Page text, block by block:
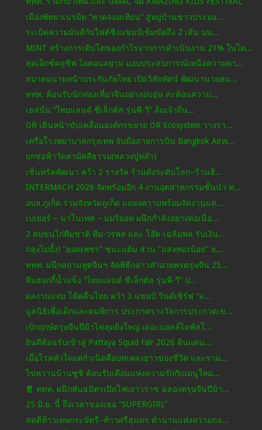
เมืองพัทยาเนรมิต “หาดจอมเทียน” สู่หมู่บ้านชาวประมง...
ระเบิดความมันส์กับไฟต์ชิงแชมป์เข็มขัดถึง 2 เส้น บน...
MINT สร้างการเติบโตของกำไรจากการดำเนินงาน 21% ในไต...
สุดเอ็กซ์คลูซีฟ ไอคอนสยาม มอบประสบการณ์เหนือความคา...
สมาคมนายหน้าประกันภัยไทย เปิดวิสัยทัศน์ พัฒนานายหน...
ททท. ต้อนรับนักท่องเที่ยวจีนอย่างอบอุ่น สะท้อนความ...
เฮสนั่น “ไทยแลนด์ ซีเล็กต์ส รุ่นพี-วี” ล้มเจ้าถิ่น...
OR เดินหน้าขับเคลื่อนองค์กรขยาย OR Ecosystem วางรา...
เครือโรงพยาบาลกรุงเทพ จับมือสายการบิน Bangkok Airw...
ยกช่อฟ้าวัดสามัคคีธรรม(หลวงปู่หล่ำ)
เซ็นทรัลพัฒนา คว้า 2 รางวัล ร้านดังระดับโลก–ร้านฮิ...
INTERMACH 2026 จัดพร้อมอีก 4 งานอุตสาหกรรมชั้นนำ ท...
อบจ.ภูเก็ต ร่วมจังหวัดภูเก็ต แถลงความพร้อมจัดงานแส...
เบเยอร์ – นาโนเทค – แมริออท ผนึกกำลังอย่างต่อเนื่อ...
2 ตบขนไก่ทีมชาติ ทีม-วรพล และ โอ๊ต-เฉลิมพล รับเงิน...
ถลุงไม่ยั้ง! "ยอดเพชร" ชนะแต้ม ส่วน "แสงทองน้อย" ย...
ททท. ผนึกสถานทูตจีนฯ จัดพิธีกล่าวคำอวยพรตรุษจีน 25...
ทีมฮอกกี้น้ำแข็ง “ไทยแลนด์ ซีเล็กต์ส รุ่นพี-วี” ป...
ผลงานแจ่ม โต้คลื่นไทย คว้า 3 แชมป์ วินด์เซิร์ฟ “ล...
มูลนิธิเพื่อเด็กและคนพิการ ประกาศรางวัลการประกวดเข...
เบิกฤกษ์ตรุษจีนปีม้าไฟสุดยิ่งใหญ่ เดอะมอลล์ไลฟ์สโ...
ยินดีต้อนรับเข้าสู่ Pattaya Squid Fair 2026 ดินแดน...
เมื่อโรคหัวใจแต่กำเนิดคือบทเพลงยาวของชีวิต และราม...
ไข่หวานบ้านซูชิ ต้อนรับเดือนแห่งความรักกับเมนูใหม่...
🧧 ททท. ผนึกพันธมิตรเปิดไฟเยาวราช ฉลองตรุษจีนปีม้า...
25 มิ.ย. นี้ ถึงเวลาของเธอ “SUPERGIRL”
สดุดีท้าวเทพกระษัตรี–ท้าวศรีสุนทร ตำนานแห่งความกล...